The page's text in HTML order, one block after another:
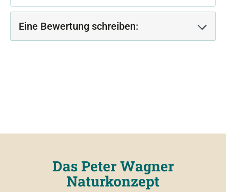
Eine Bewertung schreiben:
Das Peter Wagner
Naturkonzept